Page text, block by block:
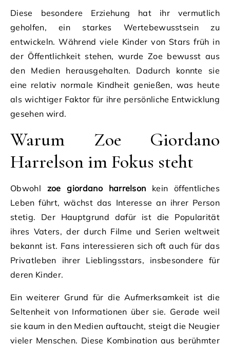
Diese besondere Erziehung hat ihr vermutlich
geholfen, ein starkes Wertebewusstsein zu
entwickeln. Während viele Kinder von Stars früh in
der Öffentlichkeit stehen, wurde Zoe bewusst aus
den Medien herausgehalten. Dadurch konnte sie
eine relativ normale Kindheit genießen, was heute
als wichtiger Faktor für ihre persönliche Entwicklung
gesehen wird.
Warum Zoe Giordano
Harrelson im Fokus steht
Obwohl zoe giordano harrelson kein öffentliches
Leben führt, wächst das Interesse an ihrer Person
stetig. Der Hauptgrund dafür ist die Popularität
ihres Vaters, der durch Filme und Serien weltweit
bekannt ist. Fans interessieren sich oft auch für das
Privatleben ihrer Lieblingsstars, insbesondere für
deren Kinder.
Ein weiterer Grund für die Aufmerksamkeit ist die
Seltenheit von Informationen über sie. Gerade weil
sie kaum in den Medien auftaucht, steigt die Neugier
vieler Menschen. Diese Kombination aus berühmter